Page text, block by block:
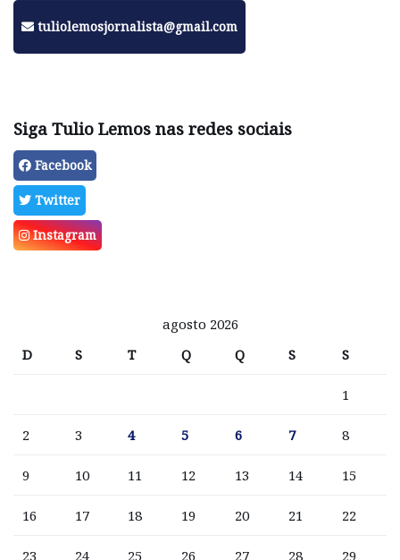
tuliolemosjornalista@gmail.com
Siga Tulio Lemos nas redes sociais
Facebook
Twitter
Instagram
agosto 2026
D
S T Q Q S S
1
2 3 4 5 6 7 8
9 10 11 12 13 14 15
16 17 18 19 20 21 22
23 24 25 26 27 28 29